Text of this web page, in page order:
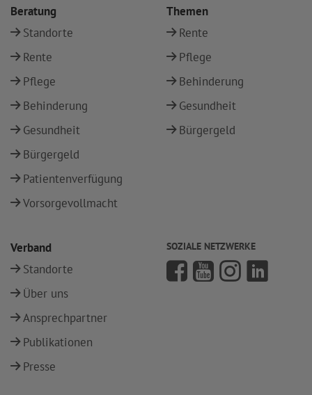
Beratung
Standorte
Rente
Pflege
Behinderung
Gesundheit
Bürgergeld
Patientenverfügung
Vorsorgevollmacht
Themen
Rente
Pflege
Behinderung
Gesundheit
Bürgergeld
Verband
Standorte
Über uns
Ansprechpartner
Publikationen
Presse
SOZIALE NETZWERKE